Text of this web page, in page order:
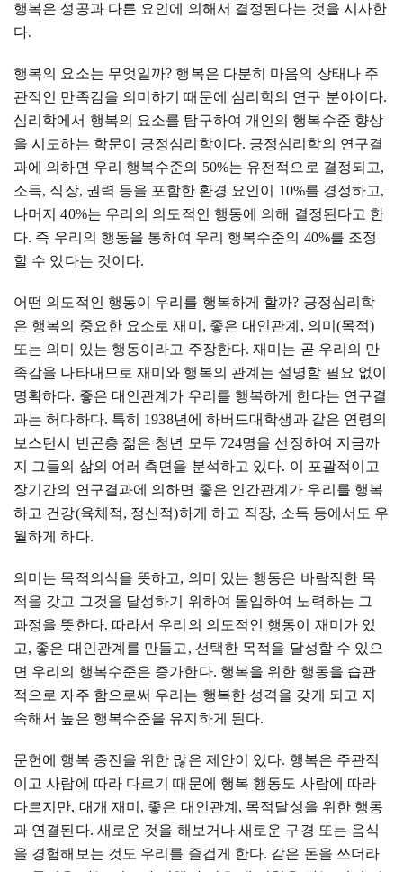
행복은 성공과 다른 요인에 의해서 결정된다는 것을 시사한
다.
행복의 요소는 무엇일까? 행복은 다분히 마음의 상태나 주
관적인 만족감을 의미하기 때문에 심리학의 연구 분야이다.
심리학에서 행복의 요소를 탐구하여 개인의 행복수준 향상
을 시도하는 학문이 긍정심리학이다. 긍정심리학의 연구결
과에 의하면 우리 행복수준의 50%는 유전적으로 결정되고,
소득, 직장, 권력 등을 포함한 환경 요인이 10%를 경정하고,
나머지40%는 우리의 의도적인 행동에 의해 결정된다고 한
다. 즉 우리의 행동을 통하여 우리 행복수준의 40%를 조정
할 수 있다는 것이다.
어떤 의도적인 행동이 우리를 행복하게 할까? 긍정심리학
은 행복의 중요한 요소로 재미 , 좋은 대인관계 , 의미 (목적)
또는 의미 있는 행동이라고 주장한다.재미는 곧 우리의 만
족감을 나타내므로 재미와 행복의 관계는 설명할 필요 없이
명확하다. 좋은 대인관계가 우리를 행복하게 한다는 연구결
과는 허다하다. 특히 1938년에 하버드대학생과 같은 연령의
보스턴시 빈곤층 젊은 청년 모두 724명을 선정하여 지금까
지 그들의 삶의 여러 측면을 분석하고 있다. 이 포괄적이고
장기간의 연구결과에 의하면 좋은 인간관계가 우리를 행복
하고 건강(육체적, 정신적)하게 하고 직장, 소득 등에서도 우
월하게 하다.
의미는 목적의식을 뜻하고, 의미 있는 행동은 바람직한 목
적을 갖고 그것을 달성하기 위하여 몰입하여 노력하는 그
과정을 뜻한다. 따라서 우리의 의도적인 행동이 재미가 있
고, 좋은 대인관계를 만들고 , 선택한 목적을 달성할 수 있으
면 우리의 행복수준은 증가한다. 행복을 위한 행동을 습관
적으로 자주 함으로써 우리는 행복한 성격을 갖게 되고 지
속해서 높은 행복수준을 유지하게 된다.
문헌에 행복 증진을 위한 많은 제안이 있다. 행복은 주관적
이고 사람에 따라 다르기 때문에 행복 행동도 사람에 따라
다르지만, 대개 재미 , 좋은 대인관계 , 목적달성을 위한 행동
과 연결된다. 새로운 것을 해보거나 새로운 구경 또는 음식
을 경험해보는 것도 우리를 즐겁게 한다. 같은 돈을 쓰더라